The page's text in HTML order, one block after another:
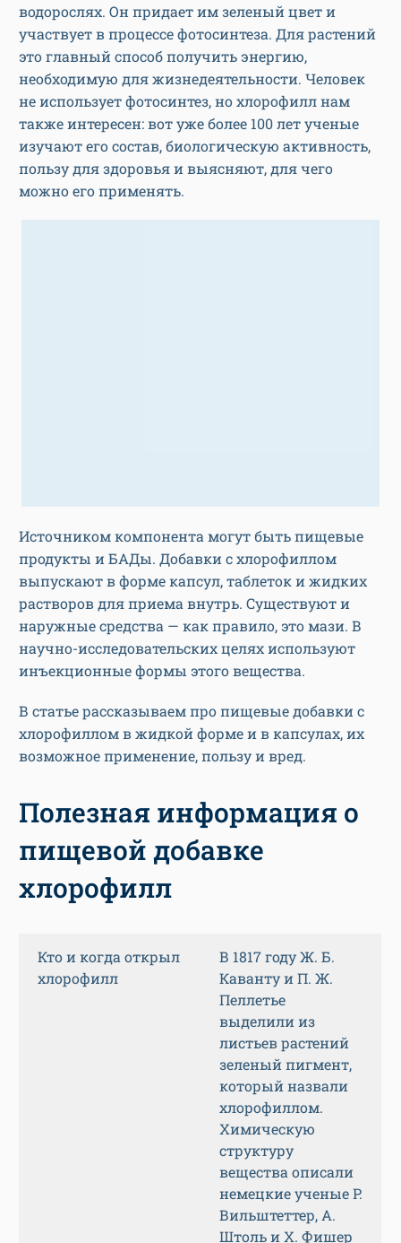
водорослях. Он придает им зеленый цвет и
участвует в процессе фотосинтеза. Для растений
это главный способ получить энергию,
необходимую для жизнедеятельности. Человек
не использует фотосинтез, но хлорофилл нам
также интересен: вот уже более 100 лет ученые
изучают его состав, биологическую активность,
пользу для здоровья и выясняют, для чего
можно его применять.
Источником компонента могут быть пищевые
продукты и БАДы. Добавки с хлорофиллом
выпускают в форме капсул, таблеток и жидких
растворов для приема внутрь. Существуют и
наружные средства — как правило, это мази. В
научно-исследовательских целях используют
инъекционные формы этого вещества.
В статье рассказываем про пищевые добавки с
хлорофиллом в жидкой форме и в капсулах, их
возможное применение, пользу и вред.
Полезная информация о
пищевой добавке
хлорофилл
Кто и когда открыл
хлорофилл
В 1817 году Ж. Б.
Каванту и П. Ж.
Пеллетье
выделили из
листьев растений
зеленый пигмент,
который назвали
хлорофиллом.
Химическую
структуру
вещества описали
немецкие ученые Р.
Вильштеттер, А.
Штоль и Х. Фишер